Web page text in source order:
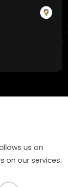
us on
on our services.